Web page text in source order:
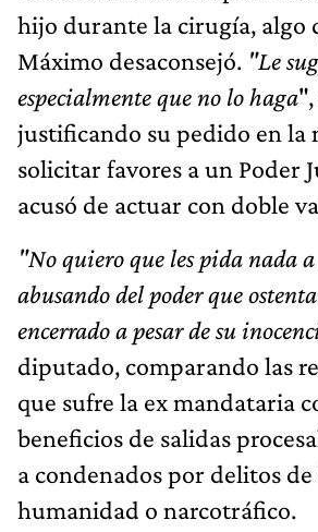
hijo durante la cirugía, algo
Máximo desaconsejó. "Le
especialmente que no lo haga
justificando su pedido en la
solicitar favores a un Poder
acusó de actuar con doble
"No quiero que les pida nada a
abusando del poder que
encerrado a pesar de su
diputado, comparando las
que sufre la ex mandataria
beneficios de salidas
a condenados por delitos de
humanidad o narcotráfico.